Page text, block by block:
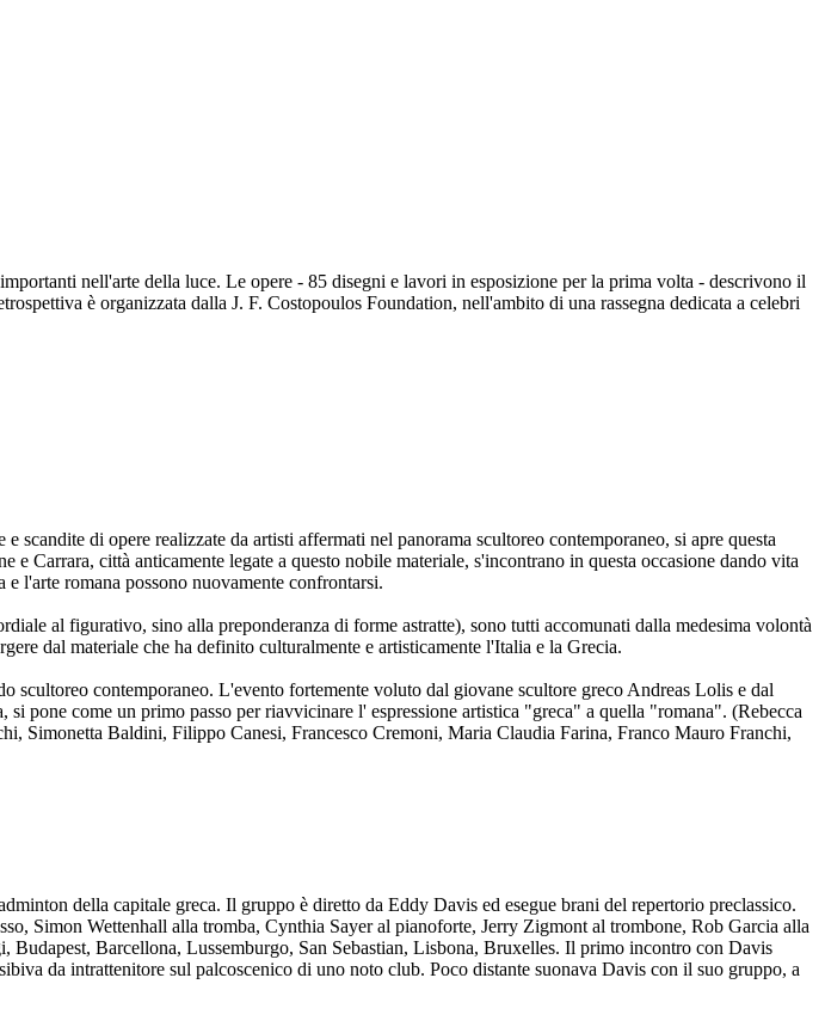
nell'arte della luce. Le opere - 85 disegni e lavori in esposizione per la prima volta - descrivono il
è organizzata dalla J. F. Costopoulos Foundation, nell'ambito di una rassegna dedicata a celebri
di opere realizzate da artisti affermati nel panorama scultoreo contemporaneo, si apre questa
Carrara, città anticamente legate a questo nobile materiale, s'incontrano in questa occasione dando vita
l'arte romana possono nuovamente confrontarsi.
al figurativo, sino alla preponderanza di forme astratte), sono tutti accomunati dalla medesima volontà
dal materiale che ha definito culturalmente e artisticamente l'Italia e la Grecia.
scultoreo contemporaneo. L'evento fortemente voluto dal giovane scultore greco Andreas Lolis e dal
pone come un primo passo per riavvicinare l' espressione artistica "greca" a quella "romana". (Rebecca
Simonetta Baldini, Filippo Canesi, Francesco Cremoni, Maria Claudia Farina, Franco Mauro Franchi,
della capitale greca. Il gruppo è diretto da Eddy Davis ed esegue brani del repertorio preclassico.
Simon Wettenhall alla tromba, Cynthia Sayer al pianoforte, Jerry Zigmont al trombone, Rob Garcia alla
Budapest, Barcellona, Lussemburgo, San Sebastian, Lisbona, Bruxelles. Il primo incontro con Davis
da intrattenitore sul palcoscenico di uno noto club. Poco distante suonava Davis con il suo gruppo, a